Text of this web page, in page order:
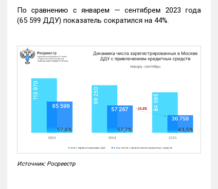
По сравнению с январем — сентябрем 2023 года
(65 599 ДДУ) показатель сократился на 44%.
Источник: Росреестр